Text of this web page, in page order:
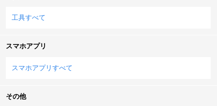
工具すべて
スマホアプリ
スマホアプリすべて
その他